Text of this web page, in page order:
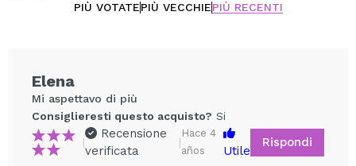
PIÙ VOTATEPIÙ VECCHIEPIÙ RECENTI
Elena
Mi aspettavo di più
Consiglieresti questo acquisto? Si
|
Recensione
verificata
|
Hace 4
años
Utile
Rispondi